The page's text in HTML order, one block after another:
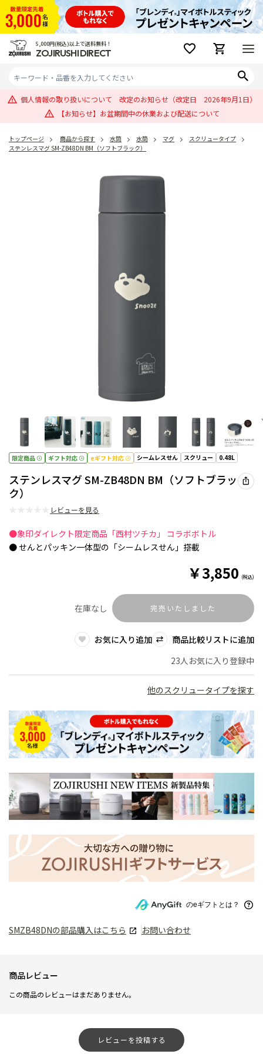
5,000円(税込)以上で送料無料！
ZOJIRUSHI DIRECT
個人情報の取り扱いについて 改定のお知らせ（改定日 2026年9月1日）
【お知らせ】お盆期間中の休業および配送について
トップページ 商品から探す 水筒 水筒 マグ
スクリュータイプ
ステンレスマグ SM-ZB48DN BM（ソフトブラック）
限定商品 ギフト対応 eギフト対応 シームレスせん スクリュー 0.48L
ステンレスマグ SM-ZB48DN BM（ソフトブラッ
ク）
レビューを見る
●象印ダイレクト限定商品「西村ツチカ」 コラボボトル
● せんとパッキン一体型の「シームレスせん」搭載
￥3,850 (税込)
在庫なし 完売いたしました
お気に入り追加
商品比較リストに追加
23人お気に入り登録中
他のスクリュータイプを探す
のeギフトとは？
SMZB48DNの部品購入はこちら お問い合わせ
商品レビュー
この商品のレビューはまだありません。
レビューを投稿する